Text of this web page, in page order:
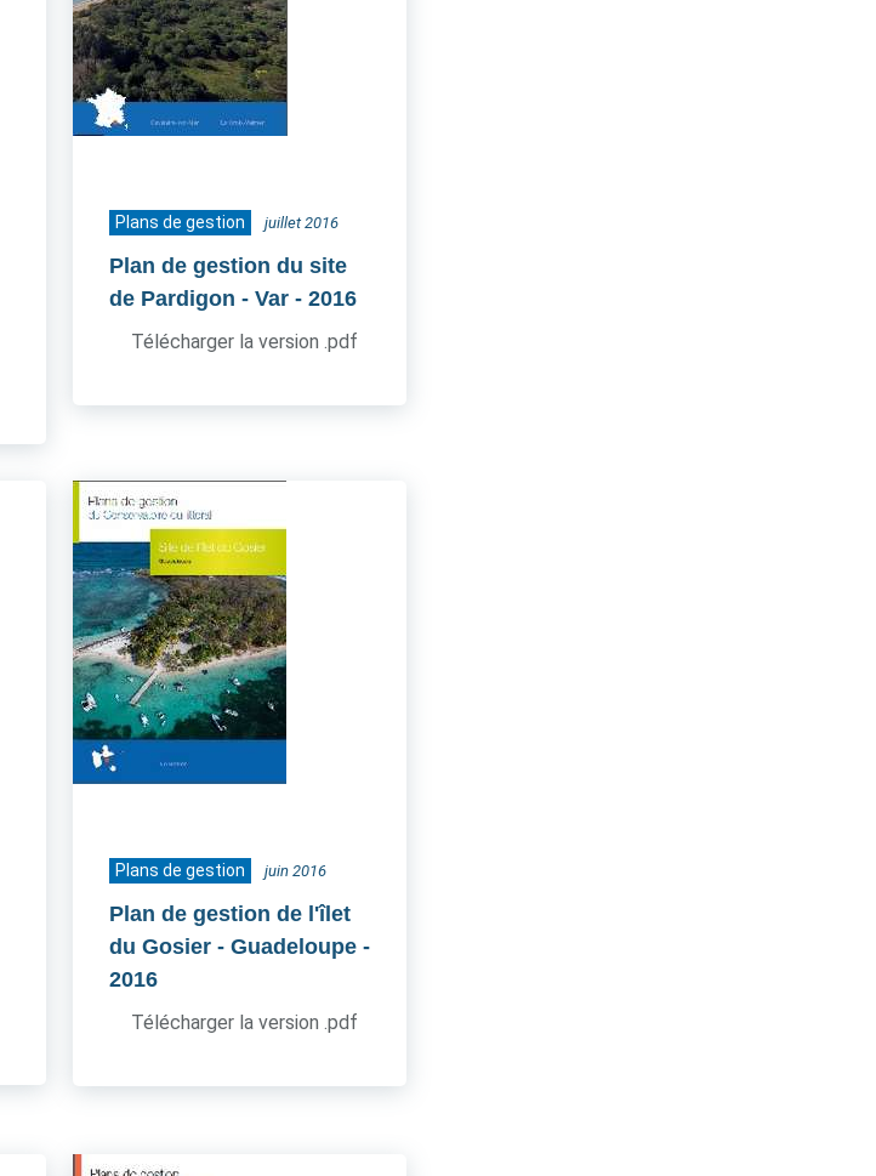
Plans de gestion juillet 2016
Plan de gestion du site
de Pardigon - Var - 2016
Télécharger la version .pdf
Plans de gestion juin 2016
Plan de gestion de l'îlet
du Gosier - Guadeloupe -
2016
Télécharger la version .pdf